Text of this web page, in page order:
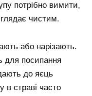
потрібно вимити,
чистим.
або нарізають.
для посипання
до яєць
в страві часто